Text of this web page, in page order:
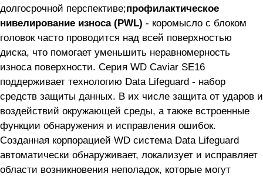
долгосрочной перспективе;профилактическое
нивелирование износа (PWL) - коромысло с блоком
головок часто проводится над всей поверхностью
диска, что помогает уменьшить неравномерность
износа поверхности. Серия WD Caviar SE16
поддерживает технологию Data Lifeguard - набор
средств защиты данных. В их числе защита от ударов и
воздействий окружающей среды, а также встроенные
функции обнаружения и исправления ошибок.
Созданная корпорацией WD система Data Lifeguard
автоматически обнаруживает, локализует и исправляет
области возникновения неполадок, которые могут